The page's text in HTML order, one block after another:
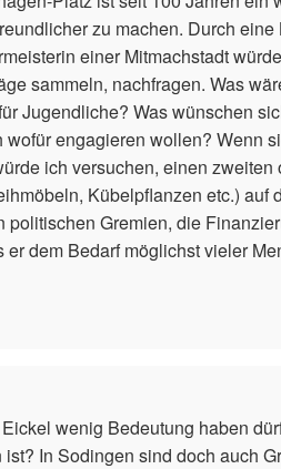
zu machen. Durch
einer Mitmachstadt
sammeln, nachfragen. Was
Jugendliche? Was wünschen
engagieren wollen? Wenn
ich versuchen, einen zweiten
Kübelpflanzen etc.) auf
Gremien, die
dem Bedarf möglichst vieler
wenig Bedeutung haben
In Sodingen sind doch auch